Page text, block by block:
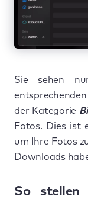
Sie sehen
der Kategorie
Fotos. Dies ist
um Ihre Fotos
Downloads
So stellen